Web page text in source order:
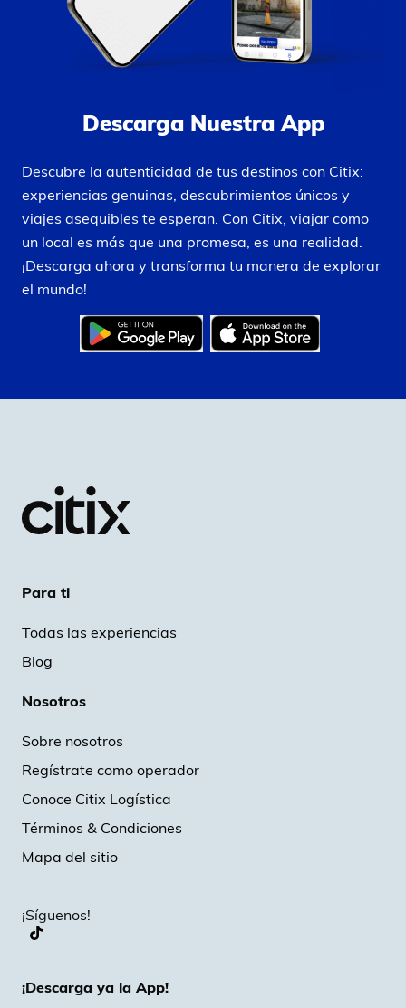
Descarga Nuestra App
Descubre la autenticidad de tus destinos con Citix:
experiencias genuinas, descubrimientos únicos y
viajes asequibles te esperan. Con Citix, viajar como
un local es más que una promesa, es una realidad.
¡Descarga ahora y transforma tu manera de explorar
el mundo!
Para ti
Todas las experiencias
Blog
Nosotros
Sobre nosotros
Regístrate como operador
Conoce Citix Logística
Términos & Condiciones
Mapa del sitio
¡Síguenos!
¡Descarga ya la App!